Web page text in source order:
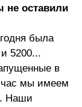
не оставили
была
5200...
в
мы имеем
Наши